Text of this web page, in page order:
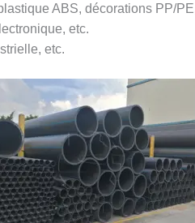
ABS, décorations PP/
etc.
etc.